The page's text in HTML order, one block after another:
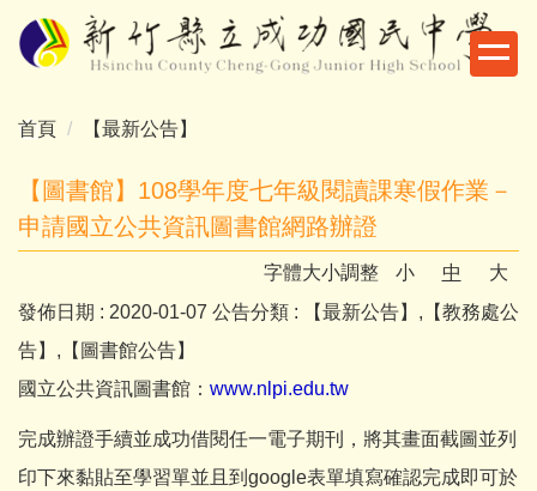
跳
到
內
首頁 【最新公告】
【圖書館】108學年度七年級閱讀課寒假作業－
申請國立公共資訊圖書館網路辦證
字體大小調整 小 中
大
發佈日期 : 2020-01-07 公告分類 :
【最新公告】,【教務處公
告】,【圖書館公告】
國立公共資訊圖書館： www.nlpi.edu.tw
完成辦證手續並成功借閱任一電子期刊，將其畫面截圖並列
印下來黏貼至學習單並且到google表單填寫確認完成即可於